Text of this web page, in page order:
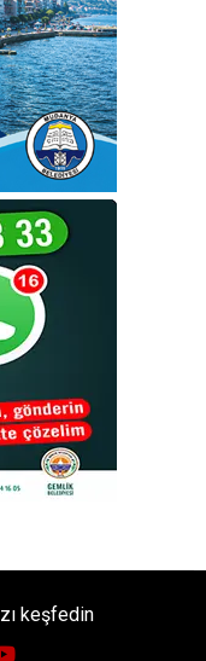
keşfedin